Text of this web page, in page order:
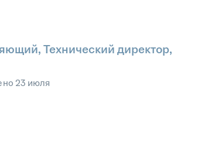
Технический директор,
23 июля